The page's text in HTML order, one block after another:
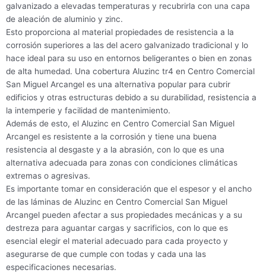
galvanizado a elevadas temperaturas y recubrirla con una capa
de aleación de aluminio y zinc.
Esto proporciona al material propiedades de resistencia a la
corrosión superiores a las del acero galvanizado tradicional y lo
hace ideal para su uso en entornos beligerantes o bien en zonas
de alta humedad. Una cobertura Aluzinc tr4 en Centro Comercial
San Miguel Arcangel es una alternativa popular para cubrir
edificios y otras estructuras debido a su durabilidad, resistencia a
la intemperie y facilidad de mantenimiento.
Además de esto, el Aluzinc en Centro Comercial San Miguel
Arcangel es resistente a la corrosión y tiene una buena
resistencia al desgaste y a la abrasión, con lo que es una
alternativa adecuada para zonas con condiciones climáticas
extremas o agresivas.
Es importante tomar en consideración que el espesor y el ancho
de las láminas de Aluzinc en Centro Comercial San Miguel
Arcangel pueden afectar a sus propiedades mecánicas y a su
destreza para aguantar cargas y sacrificios, con lo que es
esencial elegir el material adecuado para cada proyecto y
asegurarse de que cumple con todas y cada una las
especificaciones necesarias.